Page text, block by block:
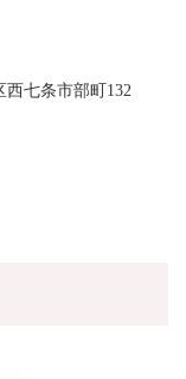
西七条市部町132